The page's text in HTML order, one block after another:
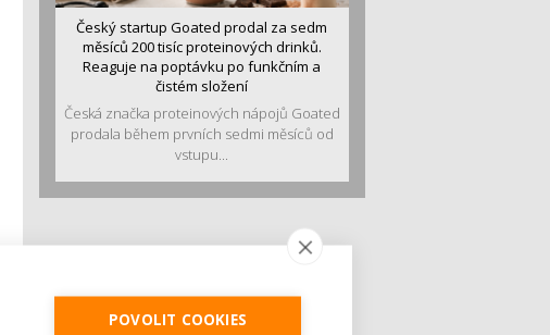
Český startup Goated prodal za sedm
měsíců 200 tisíc proteinových drinků.
Reaguje na poptávku po funkčním a
čistém složení
Česká značka proteinových nápojů Goated
prodala během prvních sedmi měsíců od
vstupu...
POVOLIT COOKIES